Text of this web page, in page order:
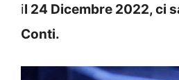
il 24 Dicembre 2022, ci
Conti.